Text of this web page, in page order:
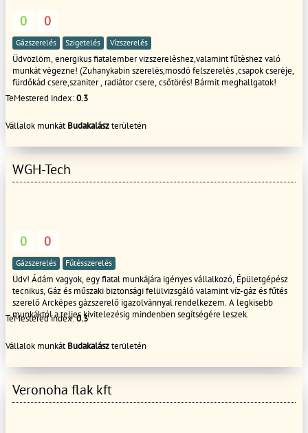
0 0
Gázszerelés Szigetelés Vízszerelés
Üdvözlöm, energikus fiatalember vizszerelèshez,valamint fűtèshez való
munkát vègezne! (Zuhanykabin szerelès,mosdó felszerelès ,csapok cserèje,
fürdőkád csere,szaniter , radiátor csere, csőtörés! Bármit meghallgatok!
TeMestered index:0.3
Vállalok munkátBudakalászterületén
WGH-Tech
0 0
Gázszerelés Fűtésszerelés
Üdv! Ádám vagyok, egy fiatal munkájára igényes vállalkozó, Épületgépész
tecnikus, Gáz és műszaki biztonsági felülvizsgáló valamint víz-gáz és fűtés
szerelő Arcképes gázszerelő igazolvánnyal rendelkezem. A legkisebb
munkáktól a teljes kivitelezésig mindenben segítségére leszek.
TeMestered index:0.3
Vállalok munkátBudakalászterületén
Veronoha flak kft